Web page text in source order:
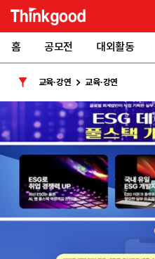
홈 공모전 대외활동
교육·강연 교육·강연